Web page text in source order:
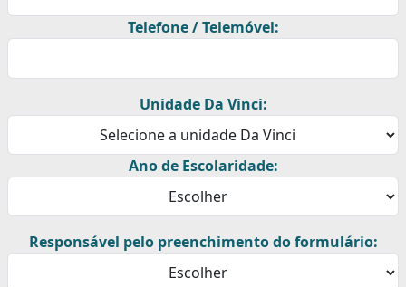
Telefone / Telemóvel:
Unidade Da Vinci:
Ano de Escolaridade:
Responsável pelo preenchimento do formulário: